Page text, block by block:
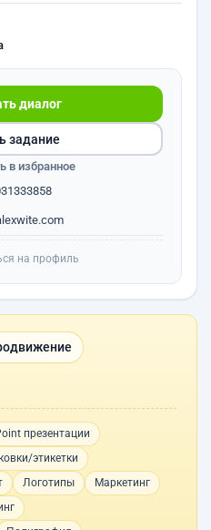
диалог
задание
в избранное
на профиль
презентации
этикетки
Логотипы
Маркетинг